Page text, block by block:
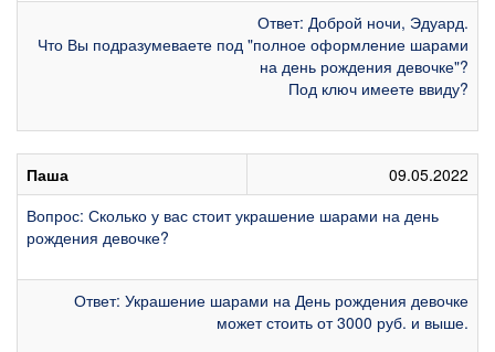
Ответ: Доброй ночи, Эдуард.
Что Вы подразумеваете под "полное оформление шарами
на день рождения девочке"?
Под ключ имеете ввиду?
Паша
09.05.2022
Вопрос: Сколько у вас стоит украшение шарами на день
рождения девочке?
Ответ: Украшение шарами на День рождения девочке
может стоить от 3000 руб. и выше.